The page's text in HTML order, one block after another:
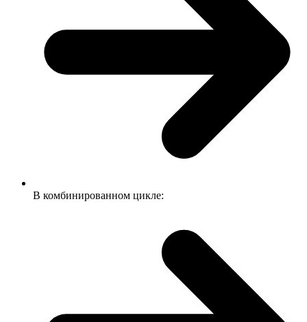
В комбинированном цикле: